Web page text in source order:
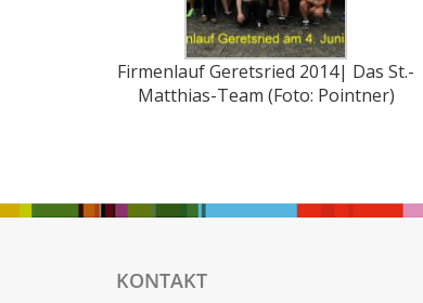
Firmenlauf Geretsried 2014| Das St.-
Matthias-Team (Foto: Pointner)
KONTAKT